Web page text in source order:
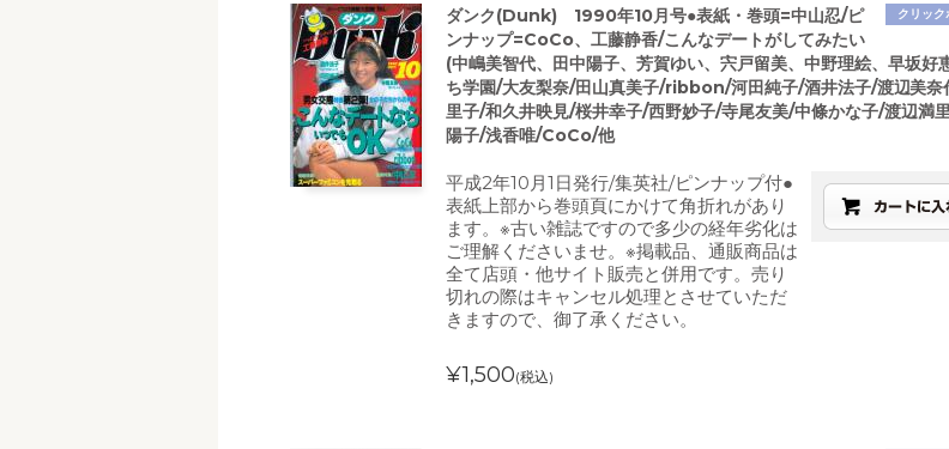
クリッ
ダンク(Dunk) 1990年10月号●表紙・巻頭=中山忍/ピ
ンナップ=CoCo、工藤静香/こんなデートがしてみたい
(中嶋美智代、田中陽子、芳賀ゆい、宍戸留美、中野理絵、早坂好
ち学園/大友梨奈/田山真美子/ribbon/河田純子/酒井法子/渡辺美奈
里子/和久井映見/桜井幸子/西野妙子/寺尾友美/中條かな子/渡辺満
陽子/浅香唯/CoCo/他
平成2年10月1日発行/集英社/ピンナップ付●
表紙上部から巻頭頁にかけて角折れがあり
ます。※古い雑誌ですので多少の経年劣化は
ご理解くださいませ。※掲載品、通販商品は
全て店頭・他サイト販売と併用です。売り
切れの際はキャンセル処理とさせていただ
きますので、御了承ください。
¥1,500(税込)